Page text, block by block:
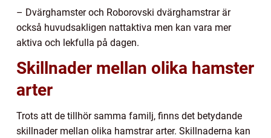
– Dvärghamster och Roborovski dvärghamstrar är
också huvudsakligen nattaktiva men kan vara mer
aktiva och lekfulla på dagen.
Skillnader mellan olika hamster
arter
Trots att de tillhör samma familj, finns det betydande
skillnader mellan olika hamstrar arter. Skillnaderna kan